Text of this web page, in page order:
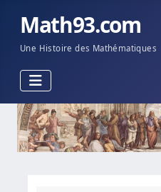
Math93.com
Une Histoire des Mathématiques